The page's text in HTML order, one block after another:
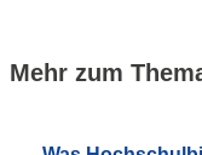
Mehr zum